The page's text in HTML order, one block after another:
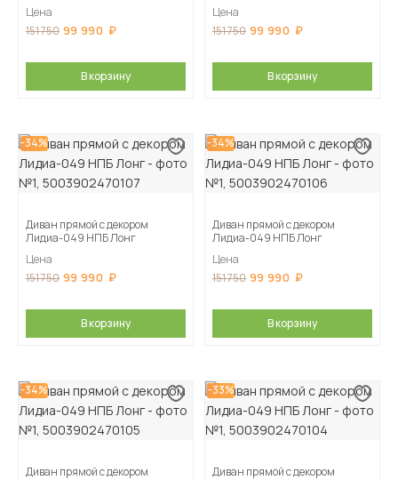
Цена
151 750 99 990
В корзину
Цена
151 750 99 990
В корзину
-34%
Диван прямой с декором
Лидиа-049 НПБ Лонг
Цена
151 750 99 990
В корзину
-34%
Диван прямой с декором
Лидиа-049 НПБ Лонг
Цена
151 750 99 990
В корзину
-34%
Диван прямой с декором
-33%
Диван прямой с декором